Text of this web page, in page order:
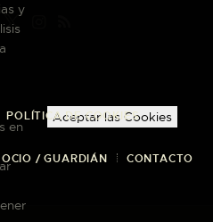
POLÍTICA DE COOKIES
/ GUARDIÁN CONTACTO
y
en
Aceptar las Cookies